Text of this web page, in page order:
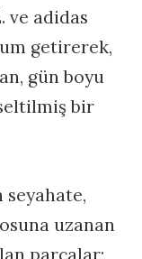
ve adidas
getirerek,
gün boyu
bir
seyahate,
uzanan
parçalar;